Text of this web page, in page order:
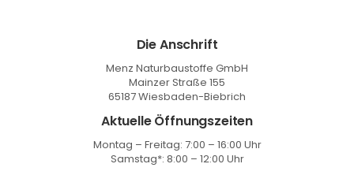
Die Anschrift
Menz Naturbaustoffe GmbH
Mainzer Straße 155
65187 Wiesbaden-Biebrich
Aktuelle Öffnungszeiten
Montag – Freitag: 7:00 – 16:00 Uhr
Samstag*: 8:00 – 12:00 Uhr